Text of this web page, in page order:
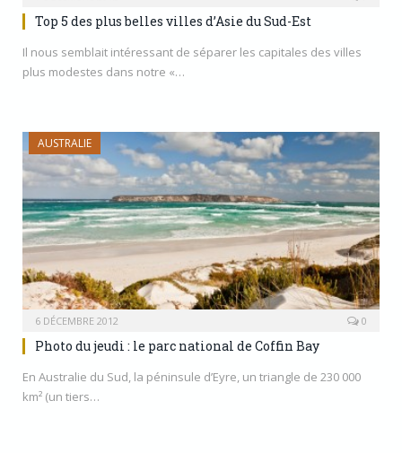
Top 5 des plus belles villes d’Asie du Sud-Est
Il nous semblait intéressant de séparer les capitales des villes
plus modestes dans notre «…
AUSTRALIE
6 DÉCEMBRE 2012 0
Photo du jeudi : le parc national de Coffin Bay
En Australie du Sud, la péninsule d’Eyre, un triangle de 230 000
km² (un tiers…